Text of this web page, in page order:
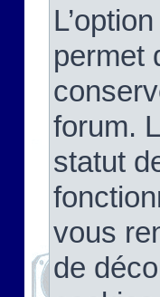
permet
forum.
statut
vous
de